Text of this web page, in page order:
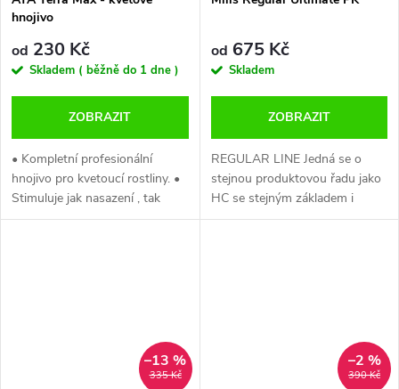
hnojivo
od 230 Kč
Skladem ( běžně do 1 dne )
ZOBRAZIT
• Kompletní profesionální
hnojivo pro kvetoucí rostliny. •
Stimuluje jak nasazení , tak
optimální vývoj květu • Lehce
od 675 Kč
Skladem
ZOBRAZIT
REGULAR LINE Jedná se o
stejnou produktovou řadu jako
HC se stejným základem i
doplňky. Jediný rozdíl je v
335 Kč
–13 %
390 Kč
–2 %